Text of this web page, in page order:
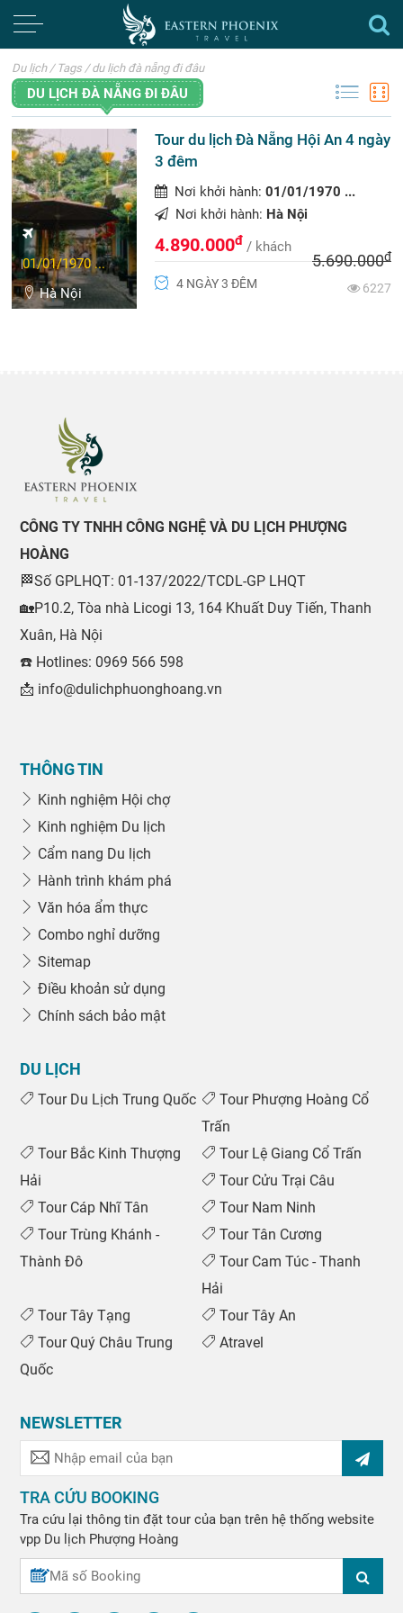
Du lịch / Tags / du lịch đà nẵng đi đâu
DU LỊCH ĐÀ NẴNG ĐI ĐÂU
01/01/1970 ...
Hà Nội
Tour du lịch Đà Nẵng Hội An 4 ngày
3 đêm
Nơi khởi hành:01/01/1970 ...
Nơi khởi hành: Hà Nội
4.890.000đ / khách
5.690.000đ
4 NGÀY 3 ĐÊM
6227
CÔNG TY TNHH CÔNG NGHỆ VÀ DU LỊCH PHƯỢNG
HOÀNG
🏁Số GPLHQT: 01-137/2022/TCDL-GP LHQT
🏡P10.2, Tòa nhà Licogi 13, 164 Khuất Duy Tiến, Thanh
Xuân, Hà Nội
☎️ Hotlines: 0969 566 598
📩 info@dulichphuonghoang.vn
THÔNG TIN
Kinh nghiệm Hội chợ
Kinh nghiệm Du lịch
Cẩm nang Du lịch
Hành trình khám phá
Văn hóa ẩm thực
Combo nghỉ dưỡng
Sitemap
Điều khoản sử dụng
Chính sách bảo mật
DU LỊCH
Tour Du Lịch Trung Quốc
Tour Phượng Hoàng Cổ
Trấn
Tour Bắc Kinh Thượng
Hải
Tour Lệ Giang Cổ Trấn
Tour Cửu Trại Câu
Tour Cáp Nhĩ Tân
Tour Nam Ninh
Tour Trùng Khánh -
Thành Đô
Tour Tân Cương
Tour Cam Túc - Thanh
Hải
Tour Tây Tạng
Tour Tây An
Tour Quý Châu Trung
Quốc
Atravel
NEWSLETTER
TRA CỨU BOOKING
Tra cứu lại thông tin đặt tour của bạn trên hệ thống website
vpp Du lịch Phượng Hoàng